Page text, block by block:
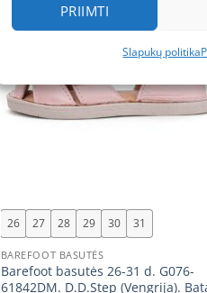
PRIIMTI
Slapukų politika
26 27 28 29 30 31
BAREFOOT BASUTĖS
Barefoot basutės 26-31 d. G076-
61842DM. D.D.Step (Vengrija).